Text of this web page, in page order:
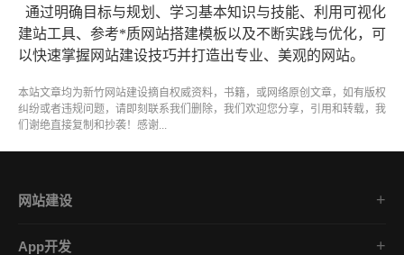
通过明确目标与规划、学习基本知识与技能、利用可视化
建站工具、参考*质网站搭建模板以及不断实践与优化，可
以快速掌握网站建设技巧并打造出专业、美观的网站。
本站文章均为新竹网站建设摘自权威资料，书籍，或网络原创文章，如有版权
纠纷或者违规问题，请即刻联系我们删除，我们欢迎您分享，引用和转载，我
们谢绝直接复制和抄袭！感谢...
网站建设
集团企业官网
App开发